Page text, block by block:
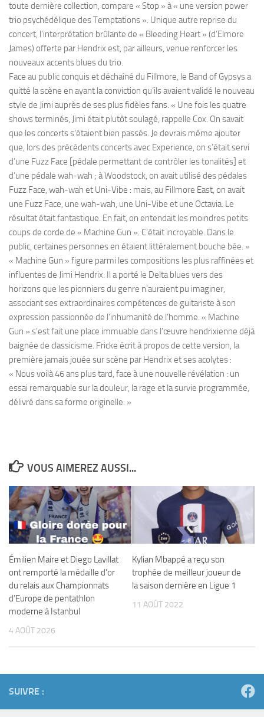
toute dernière collection, compare « Stop » à « une version power
trio psychédélique des Temptations ». Unique autre reprise du
concert, l’interprétation brûlante de « Bleeding Heart » (d’Elmore
James) offerte par Hendrix est, par ailleurs, venue renforcer les
nouveaux accents blues du trio.
Face au public conquis et déchaîné du Fillmore, le Band of Gypsys a
quitté la scène en ayant la conviction qu’ils avaient validé le nouveau
style de Jimi auprès de ses plus fidèles fans. « Une fois les quatre
shows terminés, Jimi était plutôt soulagé, rappelle Cox. On savait
que les concerts s’étaient bien passés. Je devrais même ajouter
que, lors des précédents concerts avec Experience, on s’était servi
d’une Fuzz Face [pédale permettant de contrôler les tonalités] et
d’une pédale wah-wah ; à Woodstock, on avait utilisé des pédales
Fuzz Face, wah-wah et Uni-Vibe : mais, au Fillmore East, on avait
une Fuzz Face, une wah-wah, une Uni-Vibe et une Octavia. Le
résultat était fantastique. En fait, on entendait les moindres petits
coups de corde de « Machine Gun ». C’était incroyable. Dans le
public, certaines personnes en étaient littéralement bouche bée. »
« Machine Gun » figure parmi les compositions les plus raffinées et
influentes de Jimi Hendrix. Il a porté le Delta blues vers des
horizons que les pionniers du genre n’auraient pu imaginer,
associant ses extraordinaires compétences de guitariste à son
expression passionnée de l’inhumanité de l’homme. « Machine
Gun » s’est fait une place immuable dans l’œuvre hendrixienne déjà
baignée de classicisme. Fricke écrit à propos de cette version, la
première jamais jouée sur scène par Hendrix et ses acolytes :
« Nous voilà 46 ans plus tard, face à une nouvelle révélation : un
essai remarquable sur la douleur, la rage et la survie programmée,
délivré dans sa forme originelle. »
VOUS AIMEREZ AUSSI...
Émilien Maire et Diego Lavillat
ont remporté la médaille d’or
du relais aux Championnats
d’Europe de pentathlon
moderne à Istanbul
4 AOÛT 2026
Kylian Mbappé a reçu son
trophée de meilleur joueur de
la saison dernière en Ligue 1
11 AOÛT 2022
SUIVRE :